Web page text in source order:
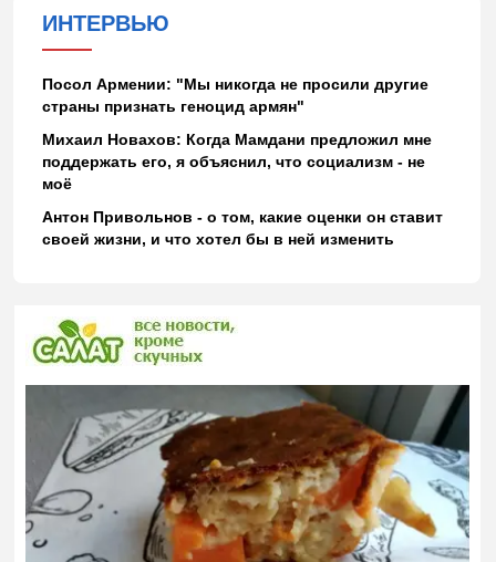
ИНТЕРВЬЮ
Посол Армении: "Мы никогда не просили другие
страны признать геноцид армян"
Михаил Новахов: Когда Мамдани предложил мне
поддержать его, я объяснил, что социализм - не
моё
Антон Привольнов - о том, какие оценки он ставит
своей жизни, и что хотел бы в ней изменить